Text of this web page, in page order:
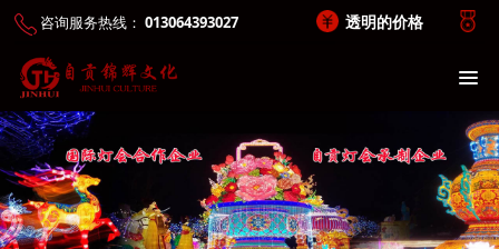
咨询服务热线： 013064393027 透明的价格